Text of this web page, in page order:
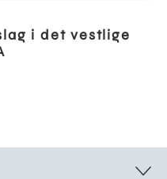
i det vestlige